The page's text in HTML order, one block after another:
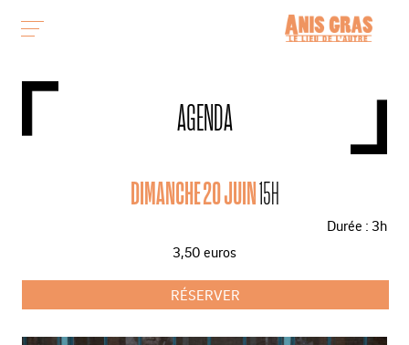
AGENDA
DIMANCHE 20 JUIN15H
Durée : 3h
3,50 euros
RÉSERVER